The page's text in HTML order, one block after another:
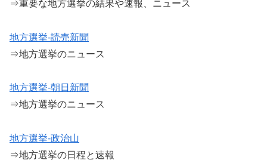
⇒重要な地方選挙の結果や速報、ニュース
地方選挙-読売新聞
⇒地方選挙のニュース
地方選挙-朝日新聞
⇒地方選挙のニュース
地方選挙-政治山
⇒地方選挙の日程と速報